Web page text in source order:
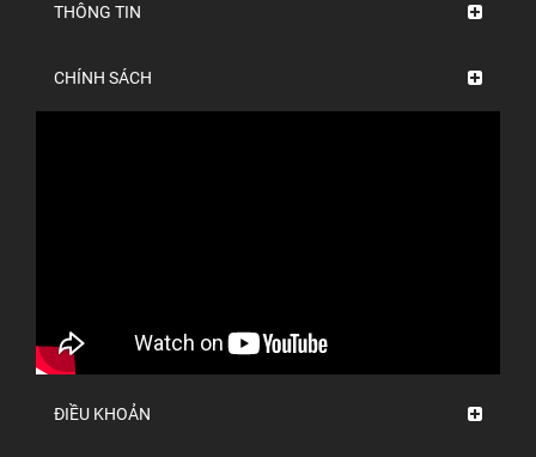
THÔNG TIN
CHÍNH SÁCH
ĐIỀU KHOẢN